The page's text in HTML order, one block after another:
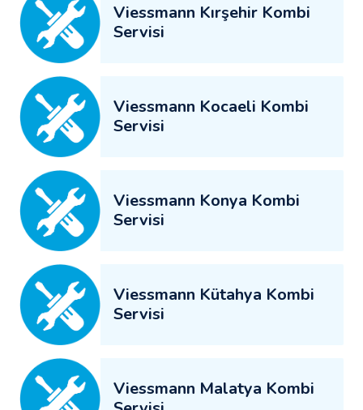
Viessmann Kırşehir Kombi
Servisi
Viessmann Kocaeli Kombi
Servisi
Viessmann Konya Kombi
Servisi
Viessmann Kütahya Kombi
Servisi
Viessmann Malatya Kombi